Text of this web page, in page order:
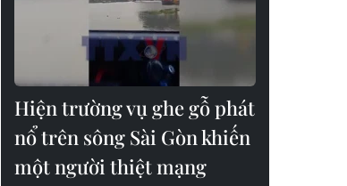
Hiện trường vụ ghe gỗ phát
nổ trên sông Sài Gòn khiến
một người thiệt mạng